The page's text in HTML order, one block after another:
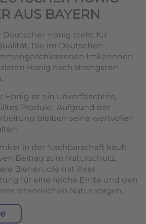
AUS BAYERN
Deutscher Honig steht für
Die im Deutschen
Imkerinnen
Honig nach strengsten
Honig ist ein unverfälschtes,
Produkt. Aufgrund der
bleiben seine wertvollen
in der Nachbarschaft kauft,
Beitrag zum Naturschutz,
Bienen, die mit ihrer
für eine reiche Ernte und den
artenreichen Natur sorgen.